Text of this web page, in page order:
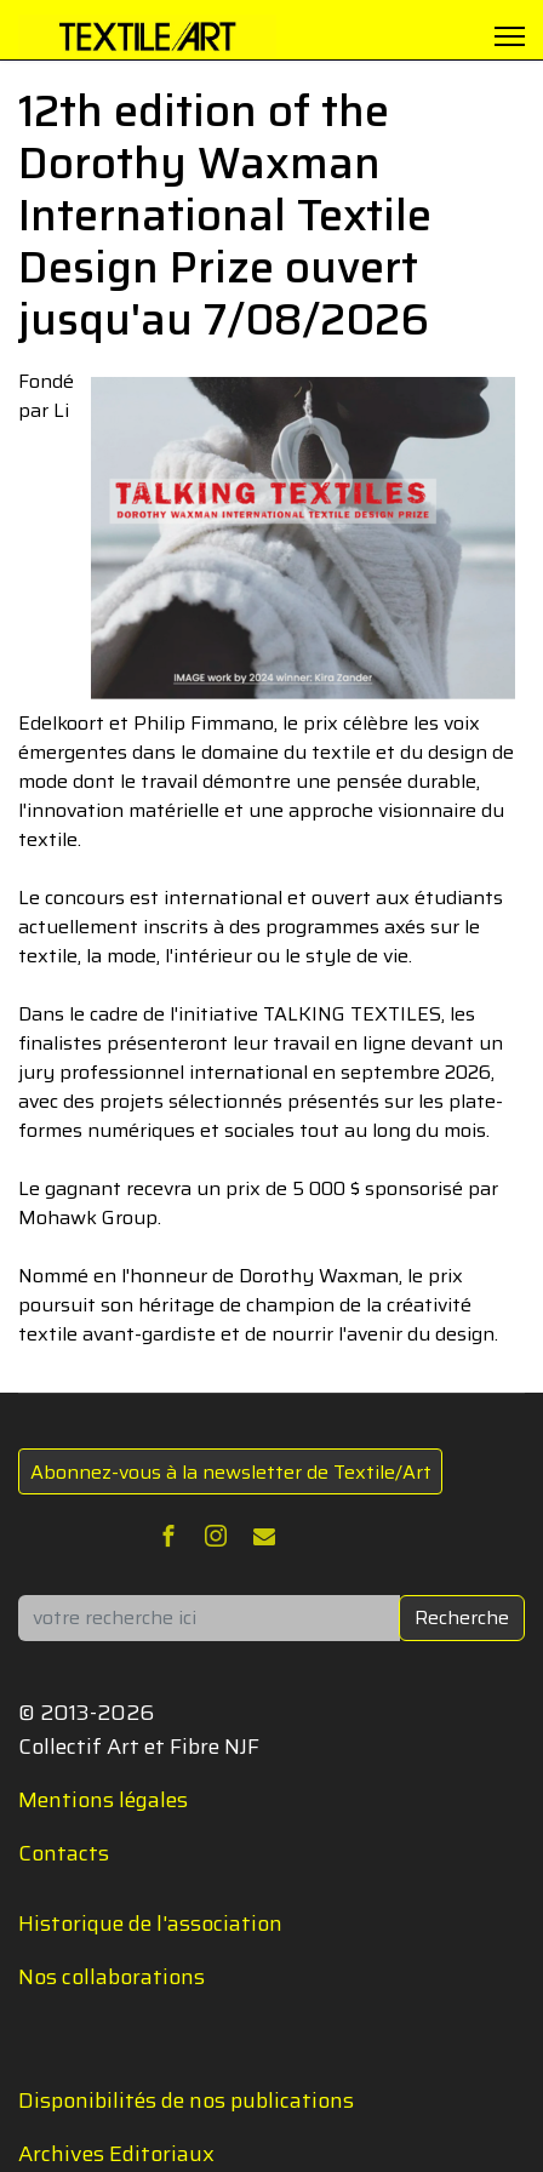
12th edition of the
Dorothy Waxman
International Textile
Design Prize ouvert
jusqu'au 7/08/2026
Fondé
par Li
Edelkoort et Philip Fimmano, le prix célèbre les voix
émergentes dans le domaine du textile et du design de
mode dont le travail démontre une pensée durable,
l'innovation matérielle et une approche visionnaire du
textile.
Le concours est international et ouvert aux étudiants
actuellement inscrits à des programmes axés sur le
textile, la mode, l'intérieur ou le style de vie.
Dans le cadre de l'initiative TALKING TEXTILES, les
finalistes présenteront leur travail en ligne devant un
jury professionnel international en septembre 2026,
avec des projets sélectionnés présentés sur les plate-
formes numériques et sociales tout au long du mois.
Le gagnant recevra un prix de 5 000 $ sponsorisé par
Mohawk Group.
Nommé en l'honneur de Dorothy Waxman, le prix
poursuit son héritage de champion de la créativité
textile avant-gardiste et de nourrir l'avenir du design.
Abonnez-vous à la newsletter de Textile/Art
Rechercher Recherche
© 2013-2026
Collectif Art et Fibre NJF
Mentions légales
Contacts
Historique de l'association
Nos collaborations
Disponibilités de nos publications
Archives Editoriaux